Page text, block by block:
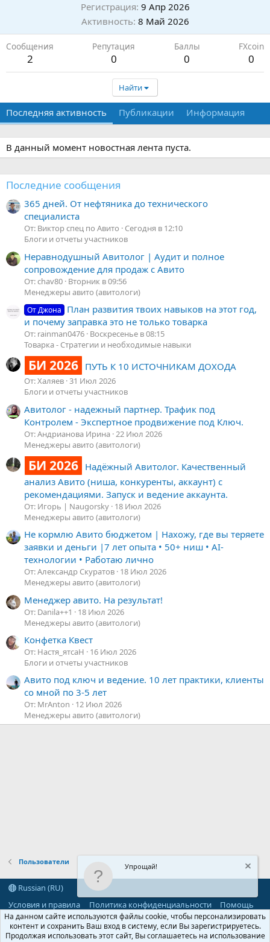
Регистрация 9 Апр 2026
Активность 8 Май 2026
Сообщения
2
Репутация
0
Баллы
0
FXсoin
0
Найти
Последняя активность Публикации Информация
В данный момент новостная лента пуста.
Последние сообщения
365 дней. От нефтяника до технического
специалиста
От: Виктор спец по Авито
Сегодня в 12:10
Блоги и отчеты участников
Неравнодушный Авитолог | Аудит и полное
сопровождение для продаж с Авито
От: chav80 Вторник в 09:56
Менеджеры авито (авитологи)
От Джона
План развития твоих навыков на этот год,
и почему заправка это не только товарка
От: rainman0476 Воскресенье в 08:15
Товарка - Стратегии и необходимые навыки
БИ 2026 ПУТЬ К 10 ИСТОЧНИКАМ ДОХОДА
От: Халяев 31 Июл 2026
Блоги и отчеты участников
Авитолог - надежный партнер. Трафик под
Контролем - Экспертное продвижение под Ключ.
От: Андрианова Ирина 22 Июл 2026
Менеджеры авито (авитологи)
БИ 2026 Надёжный Авитолог. Качественный
анализ Авито (ниша, конкуренты, аккаунт) с
рекомендациями. Запуск и ведение аккаунта.
От: Игорь | Naugorsky 18 Июл 2026
Менеджеры авито (авитологи)
Не кормлю Авито бюджетом | Нахожу, где вы теряете
заявки и деньги |7 лет опыта • 50+ ниш • AI-
технологии • Работаю лично
От: Александр Скуратов 18 Июл 2026
Менеджеры авито (авитологи)
Менеджер авито. На результат!
От: Danila++1
18 Июл 2026
Менеджеры авито (авитологи)
Конфетка Квест
От: Настя_ятсаН
16 Июл 2026
Блоги и отчеты участников
Авито под ключ и ведение. 10 лет практики, клиенты
со мной по 3-5 лет
От: MrAnton
12 Июл 2026
Менеджеры авито (авитологи)
Пользователи
Russian (RU)
Условия и правила
Политика конфиденциальности Помощь
R
S
Community platform by XenForo® © 2010-2026 XenForo Ltd.
Упрощай!
На данном сайте используются файлы cookie, чтобы персонализировать
контент и сохранить Ваш вход в систему, если Вы зарегистрируетесь.
Продолжая использовать этот сайт, Вы соглашаетесь на использование